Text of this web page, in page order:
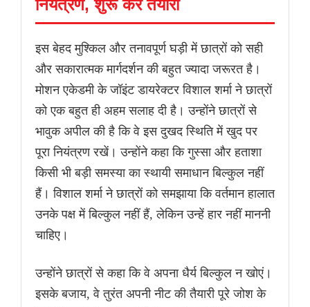
नियंत्रण, शुरू करें तैयारी
इस बेहद मुश्किल और तनावपूर्ण घड़ी में छात्रों को सही
और सकारात्मक मार्गदर्शन की बहुत ज्यादा जरूरत है।
मोशन एकेडमी के जॉइंट डायरेक्टर विशाल शर्मा ने छात्रों
को एक बहुत ही अहम सलाह दी है। उन्होंने छात्रों से
भावुक अपील की है कि वे इस दुखद स्थिति में खुद पर
पूरा नियंत्रण रखें। उन्होंने कहा कि गुस्सा और हताशा
किसी भी बड़ी समस्या का स्थायी समाधान बिल्कुल नहीं
हैं। विशाल शर्मा ने छात्रों को समझाया कि वर्तमान हालात
उनके पक्ष में बिल्कुल नहीं हैं, लेकिन उन्हें हार नहीं माननी
चाहिए।
उन्होंने छात्रों से कहा कि वे अपना धैर्य बिल्कुल न खोएं।
इसके बजाय, वे तुरंत अपनी नीट की तैयारी पूरे जोश के